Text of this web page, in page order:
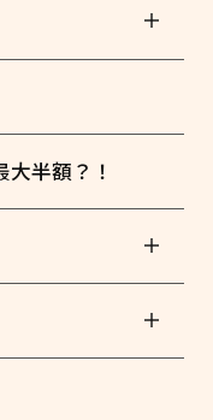
半額？！